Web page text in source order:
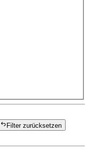
Filter zurücksetzen